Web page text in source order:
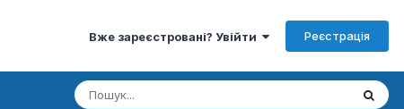
Вже зареєстровані? Увійти Реєстрація